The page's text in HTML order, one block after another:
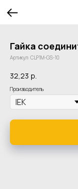
Гайка
Артикул: CLP1M-GS-10
32,23 р.
Производитель